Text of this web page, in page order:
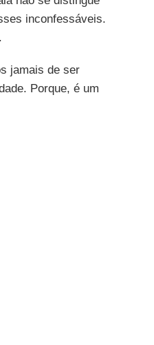
inconfessáveis.
jamais de ser
Porque, é um